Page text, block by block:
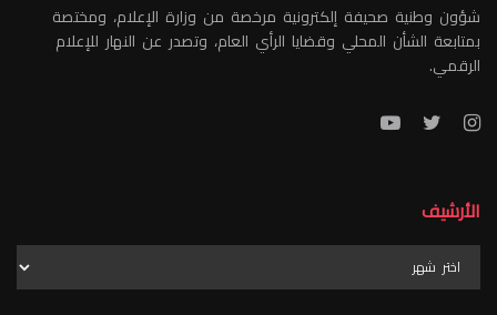
شؤون وطنية صحيفة إلكترونية مرخصة من وزارة الإعلام، ومختصة
بمتابعة الشأن المحلي وقضايا الرأي العام، وتصدر عن النهار للإعلام
الرقمي.
الأرشيف
الأرشيف